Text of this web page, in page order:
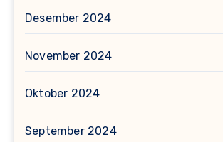
Desember 2024
November 2024
Oktober 2024
September 2024